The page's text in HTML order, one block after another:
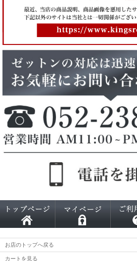
お店のトップへ戻る
カートを見る